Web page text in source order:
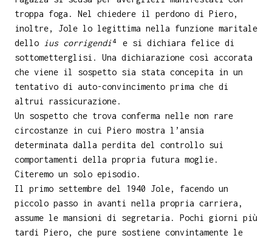
troppa foga. Nel chiedere il perdono di Piero,
inoltre, Jole lo legittima nella funzione maritale
dello
ius corrigendi⁴ e si dichiara felice di
sottometterglisi. Una dichiarazione così accorata
che viene il sospetto sia stata concepita in un
tentativo di auto-convincimento prima che di
altrui rassicurazione.
Un sospetto che trova conferma nelle non rare
circostanze in cui Piero mostra l’ansia
determinata dalla perdita del controllo sui
comportamenti della propria futura moglie.
Citeremo un solo episodio.
Il primo settembre del 1940 Jole, facendo un
piccolo passo in avanti nella propria carriera,
assume le mansioni di segretaria. Pochi giorni più
tardi Piero, che pure sostiene convintamente le